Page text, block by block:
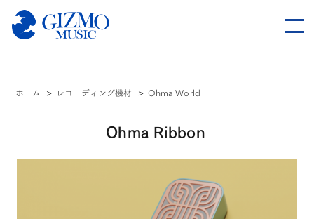
ホーム > レコーディング機材 > Ohma World
Ohma Ribbon